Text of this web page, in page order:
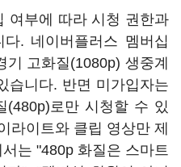
여부에 따라 시청 권한과
. 네이버플러스 멤버십
고화질(1080p) 생중계
습니다. 반면 미가입자는
(480p)로만 시청할 수 있
라이트와 클립 영상만 제
는 "480p 화질은 스마트